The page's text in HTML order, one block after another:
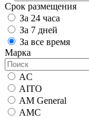
Срок размещения
За 24 часа
За 7 дней
За все время
Марка
AC
AITO
AM General
AMC